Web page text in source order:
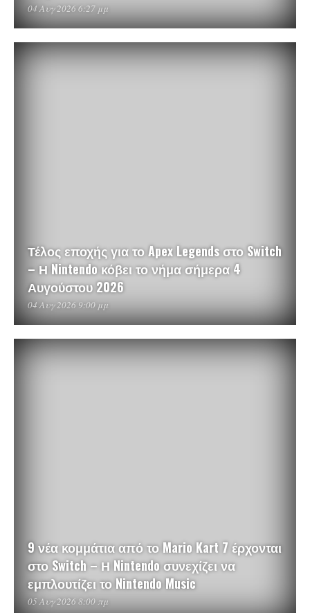
04 Αυγ 2026 6:27 μμ
Τέλος εποχής για το Apex Legends στο Switch
– Η Nintendo κόβει το νήμα σήμερα 4
Αυγούστου 2026
04 Αυγ 2026 9:00 μμ
9 νέα κομμάτια από το Mario Kart 7 έρχονται
στο Switch – Η Nintendo συνεχίζει να
εμπλουτίζει το Nintendo Music
05 Αυγ 2026 8:00 πμ